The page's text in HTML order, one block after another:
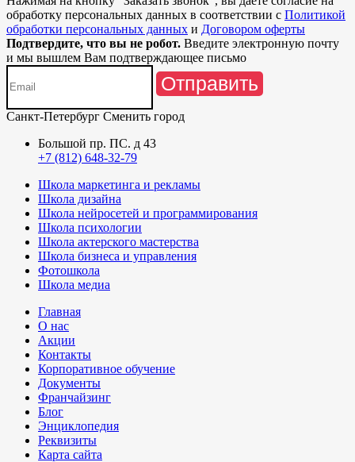
обработку персональных данных в соответствии с Политикой
обработки персональных данных и Договором оферты
Подтвердите, что вы не робот. Введите электронную почту
и мы вышлем Вам подтверждающее письмо
Отправить
Санкт-Петербург Сменить город
Большой пр. ПС. д 43
+7 (812) 648-32-79
Школа маркетинга и рекламы
Школа дизайна
Школа нейросетей и программирования
Школа психологии
Школа актерского мастерства
Школа бизнеса и управления
Фотошкола
Школа медиа
Главная
О нас
Акции
Контакты
Корпоративное обучение
Документы
Франчайзинг
Блог
Энциклопедия
Реквизиты
Карта сайта